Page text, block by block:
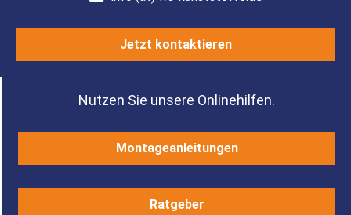
Jetzt kontaktieren
Nutzen Sie unsere Onlinehilfen.
Montageanleitungen
Ratgeber